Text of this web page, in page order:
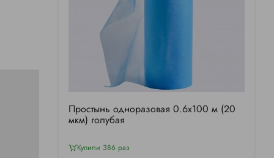
Простынь одноразовая 0.6х100 м (20
мкм) голубая
Купили 386 раз